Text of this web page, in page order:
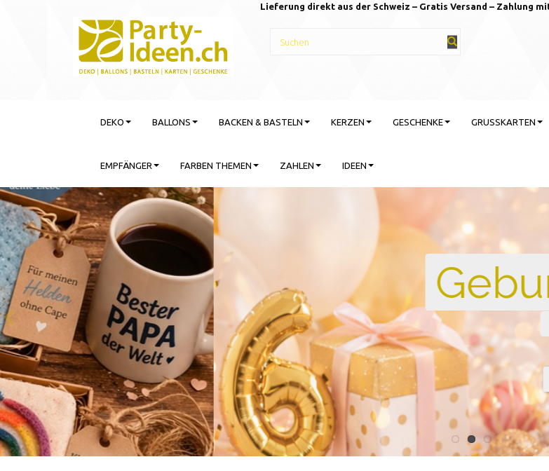
Lieferung direkt aus der Schweiz – Gratis Versand – Zahlung
DEKO BALLONS BACKEN & BASTELN KERZEN GESCHENKE GRUSSKARTEN
EMPFÄNGER FARBEN THEMEN ZAHLEN IDEEN
Geburtstag
Ballons · Tischdeko · Karten
GEBURTSTAGSDEKO